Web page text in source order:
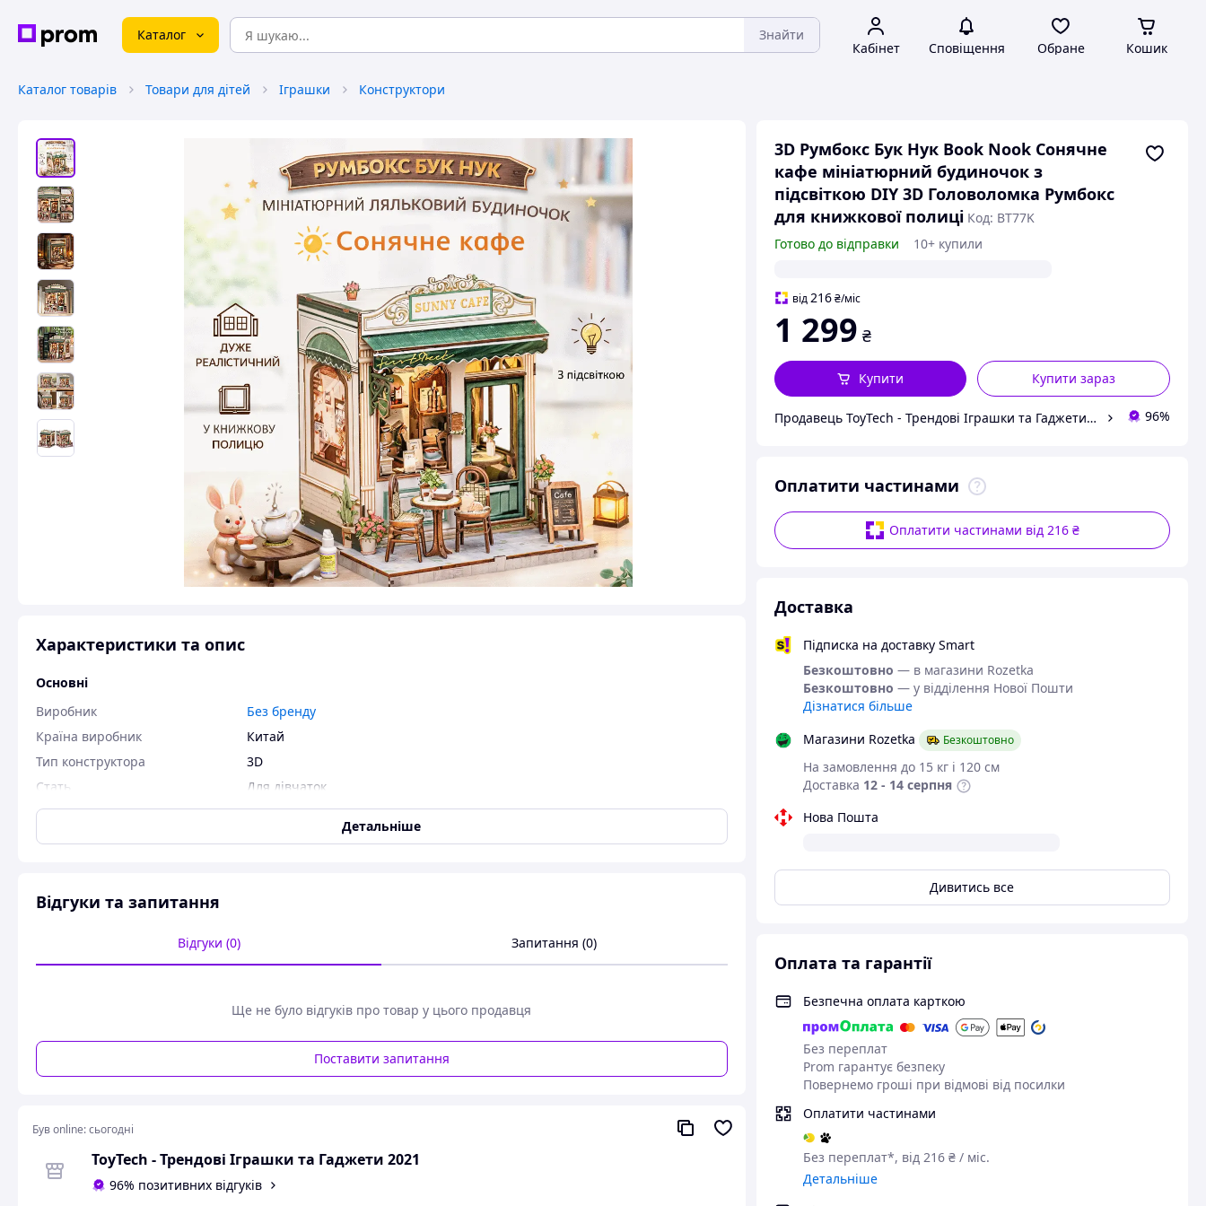
Каталог Знайти
Кабінет Сповіщення Обране Кошик
Каталог товарів Товари для дітей Іграшки Конструктори
3D Румбокс Бук Нук Book Nook Сонячне
кафе мініатюрний будиночок з
підсвіткою DIY 3D Головоломка Румбокс
для книжкової полиці Код: BT77K
Готово до відправки
10+ купили
від216 ₴/міс
1 299 ₴
Купити зараз
Купити
Продавець ToyTech - Трендові Іграшки та Гаджети 2021 96%
Оплатити частинами
Оплатити частинами від 216 ₴
Доставка
Підписка на доставку Smart
Безкоштовно — в магазини Rozetka
Безкоштовно — у відділення Нової Пошти
Дізнатися більше
Магазини Rozetka
Безкоштовно
На замовлення до 15 кг і 120 см
Доставка 12 - 14 серпня
Нова Пошта
Дивитись все
Оплата та гарантії
Безпечна оплата карткою
Без переплат
Prom гарантує безпеку
Повернемо гроші при відмові від посилки
Оплатити частинами
Без переплат*, від 216 ₴ / міс.
Детальніше
Характеристики та опис
Основні
Виробник
Без бренду
Країна виробник
Китай
Тип конструктора
3D
Стать
Для дівчаток
Вікова група
Від 10 років
Тематика
Особливості
Вага
500 г
Упаковка
Основні атрибути
Ширина
Довжина
230 см
Тип
Іграшкові меблі
Детальніше
Відгуки та запитання
Відгуки (0) Запитання (0)
Ще не було відгуків про товар у цього продавця
Поставити запитання
Був online:сьогодні
ToyTech - Трендові Іграшки та Гаджети 2021
96% позитивних відгуків